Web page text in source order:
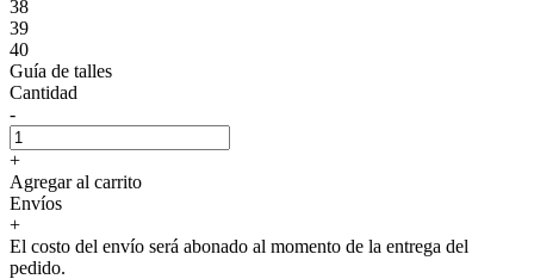
38
39
40
Guía de talles
Cantidad
-
+
Agregar al carrito
Envíos
+
El costo del envío será abonado al momento de la entrega del
pedido.